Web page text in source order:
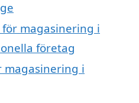
magasinering i
företag
magasinering i